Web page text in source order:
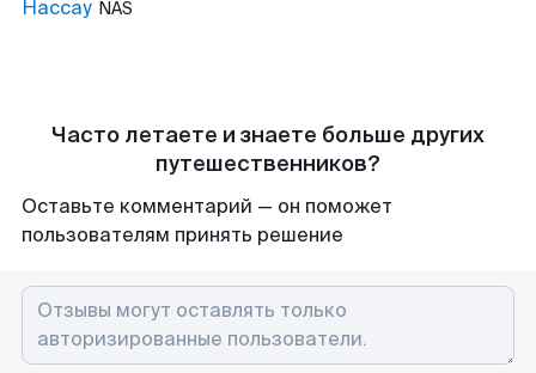
Нассау NAS
Часто летаете и знаете больше других
путешественников?
Оставьте комментарий — он поможет
пользователям принять решение